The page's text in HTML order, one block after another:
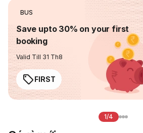
BUS
Save upto 30% on your first
booking
Valid Till 31 Th8
FIRST
1/4